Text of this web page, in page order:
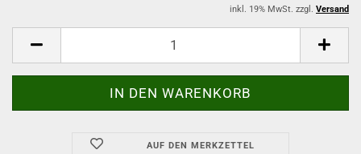
inkl. 19% MwSt. zzgl. Versand
AUF DEN MERKZETTEL